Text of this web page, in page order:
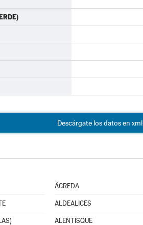
Descárgate los datos en xml
ÁGREDA
ALDEALICES
ALENTISQUE